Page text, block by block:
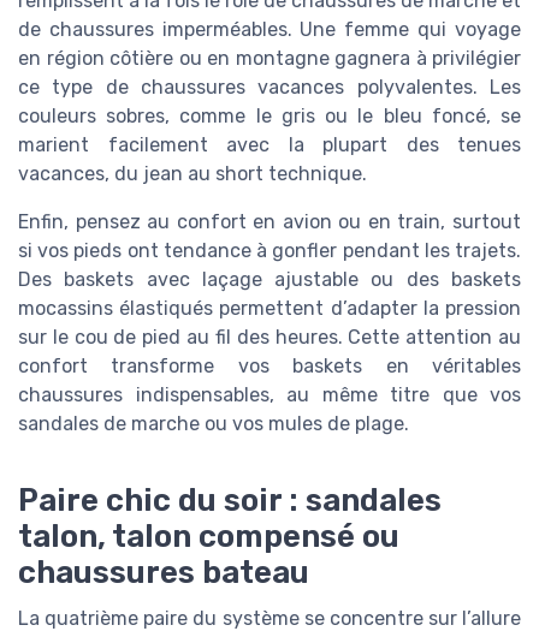
de chaussures imperméables. Une femme qui voyage
en région côtière ou en montagne gagnera à privilégier
ce type de chaussures vacances polyvalentes. Les
couleurs sobres, comme le gris ou le bleu foncé, se
marient facilement avec la plupart des tenues
vacances, du jean au short technique.
Enfin, pensez au confort en avion ou en train, surtout
si vos pieds ont tendance à gonfler pendant les trajets.
Des baskets avec laçage ajustable ou des baskets
mocassins élastiqués permettent d’adapter la pression
sur le cou de pied au fil des heures. Cette attention au
confort transforme vos baskets en véritables
chaussures indispensables, au même titre que vos
sandales de marche ou vos mules de plage.
Paire chic du soir : sandales
talon, talon compensé ou
chaussures bateau
La quatrième paire du système se concentre sur l’allure